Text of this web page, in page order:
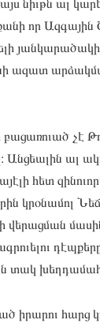
որ
ազատ
բա­ցառո­ւած չէ
Ան­ցեալին ալ
հետ
կրօ­նամոլ
մա­սին
տակ խեղ­դա­մահ
իրա­րու հարց